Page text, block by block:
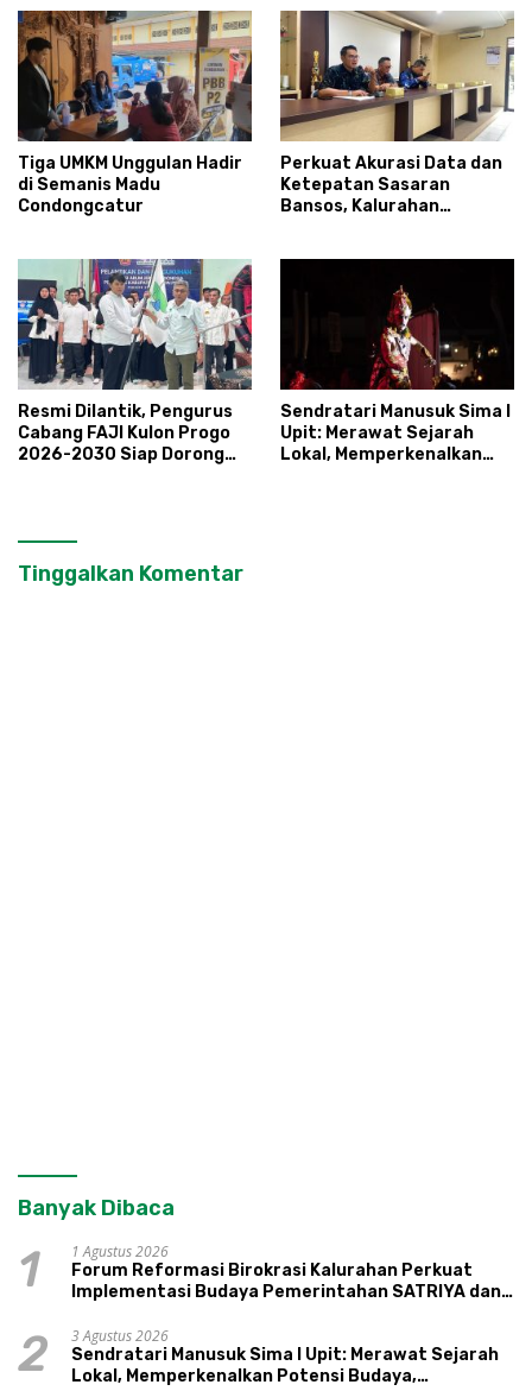
Tiga UMKM Unggulan Hadir
di Semanis Madu
Condongcatur
Perkuat Akurasi Data dan
Ketepatan Sasaran
Bansos, Kalurahan
Resmi Dilantik, Pengurus
Cabang FAJI Kulon Progo
2026-2030 Siap Dorong
Sendratari Manusuk Sima I
Upit: Merawat Sejarah
Lokal, Memperkenalkan
Tinggalkan Komentar
Banyak Dibaca
1
1 Agustus 2026
Forum Reformasi Birokrasi Kalurahan Perkuat
Implementasi Budaya Pemerintahan SATRIYA dan
2
3 Agustus 2026
Sendratari Manusuk Sima I Upit: Merawat Sejarah
Lokal, Memperkenalkan Potensi Budaya,